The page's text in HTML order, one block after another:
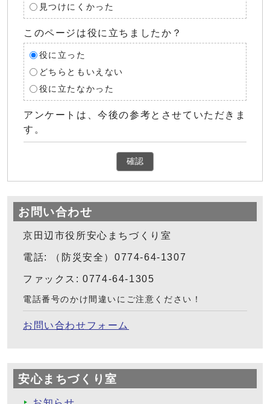
見つけにくかった
このページは役に立ちましたか？
役に立った
どちらともいえない
役に立たなかった
アンケートは、今後の参考とさせていただきま
す。
確認
お問い合わせ
京田辺市役所安心まちづくり室
電話: （防災安全）0774-64-1307
ファックス: 0774-64-1305
電話番号のかけ間違いにご注意ください！
お問い合わせフォーム
安心まちづくり室